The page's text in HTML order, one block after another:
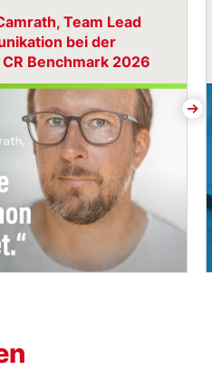
Team Lead
bei der
Benchmark 2026